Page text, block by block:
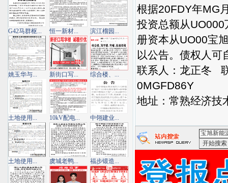
根据20FDY年MG
投资总额从
册资本从UO00宝
以公告。债权人可
联系人：龙正冬
0MGFD86Y
地址：常熟经济技
G42马群枢... 恒一新材... 滨江榴园...
姚玉华与... 新街口写... 综合楼、...
土地使用... 10kV配电... 中翎建业...
土地使用... 虞城老鸭... 福步锻造...